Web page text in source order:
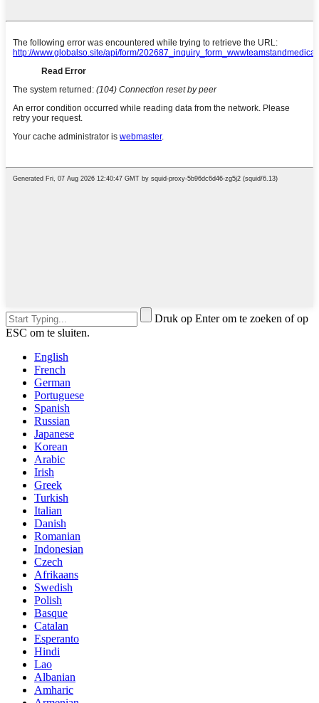
Druk op Enter om te zoeken of op
ESC om te sluiten.
English
French
German
Portuguese
Spanish
Russian
Japanese
Korean
Arabic
Irish
Greek
Turkish
Italian
Danish
Romanian
Indonesian
Czech
Afrikaans
Swedish
Polish
Basque
Catalan
Esperanto
Hindi
Lao
Albanian
Amharic